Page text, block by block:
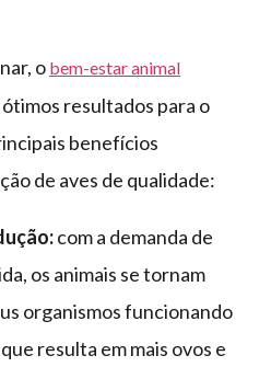
o bem-estar animal
resultados para o
benefícios
de aves de qualidade:
com a demanda de
os animais se tornam
organismos funcionando
resulta em mais ovos e